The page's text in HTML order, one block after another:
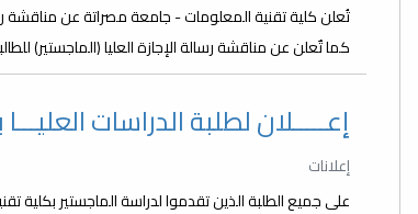
تُعلن كلية تقنية المعلومات - جامعة مصراتة عن مناقشة
كما تٌعلن عن مناقشة رسالة الإجازة العليا (الماجستير)
إعـــــلان لطلبة الدراسات
إعلانات